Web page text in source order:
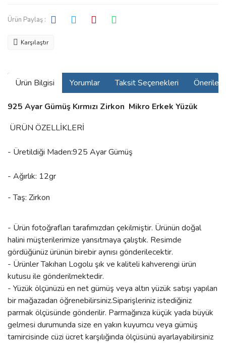
Ürün Paylaş :
Karşılaştır
Ürün Bilgisi Yorumlar Taksit Seçenekleri
925 Ayar Gümüş Kırmızı Zirkon Mikro Erkek Yüzük
ÜRÜN ÖZELLİKLERİ
- Üretildiği Maden:925 Ayar Gümüş
- Ağırlık: 12gr
- Taş: Zirkon
- Ürün fotoğrafları tarafımızdan çekilmiştir. Ürünün doğal
halini müşterilerimize yansıtmaya çalıştık. Resimde
gördüğünüz ürünün birebir aynısı gönderilecektir.
- Ürünler Takıhan Logolu şık ve kaliteli kahverengi ürün
kutusu ile gönderilmektedir.
- Yüzük ölçünüzü en net gümüş veya altın yüzük satışı yapılan
bir mağazadan öğrenebilirsiniz.Siparişleriniz istediğiniz
parmak ölçüsünde gönderilir. Parmağınıza küçük yada büyük
gelmesi durumunda size en yakın kuyumcu veya gümüş
tamircisinde cüzi ücret karşılığında ölçüsünü ayarlayabilirsiniz